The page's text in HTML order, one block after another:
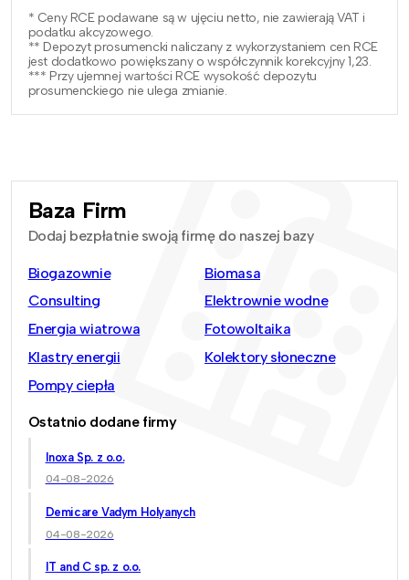
* Ceny RCE podawane są w ujęciu netto, nie zawierają VAT i
podatku akcyzowego.
** Depozyt prosumencki naliczany z wykorzystaniem cen RCE
jest dodatkowo powiększany o współczynnik korekcyjny 1,23.
*** Przy ujemnej wartości RCE wysokość depozytu
prosumenckiego nie ulega zmianie.
Baza Firm
Dodaj bezpłatnie swoją firmę do naszej bazy
Biogazownie
Biomasa
Consulting
Elektrownie wodne
Energia wiatrowa
Fotowoltaika
Klastry energii
Kolektory słoneczne
Pompy ciepła
Ostatnio dodane firmy
Inoxa Sp. z o.o.
04-08-2026
Demicare Vadym Holyanych
04-08-2026
IT and C sp. z o.o.